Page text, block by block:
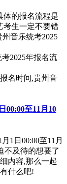
体的报名流程是
考生一定不要错
音乐统考2025
名时间,贵州音
00:00至11月10
1日00:00至11月
不及待的想要了
内容,那么一起
什么吧!